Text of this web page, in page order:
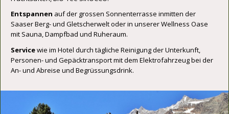
Entspannen auf der grossen Sonnenterrasse inmitten der
Saaser Berg- und Gletscherwelt oder in unserer Wellness Oase
mit Sauna, Dampfbad und Ruheraum.
Servicewie im Hotel durch tägliche Reinigung der Unterkunft,
Personen- und Gepäcktransport mit dem Elektrofahrzeug bei der
An- und Abreise und Begrüssungsdrink.